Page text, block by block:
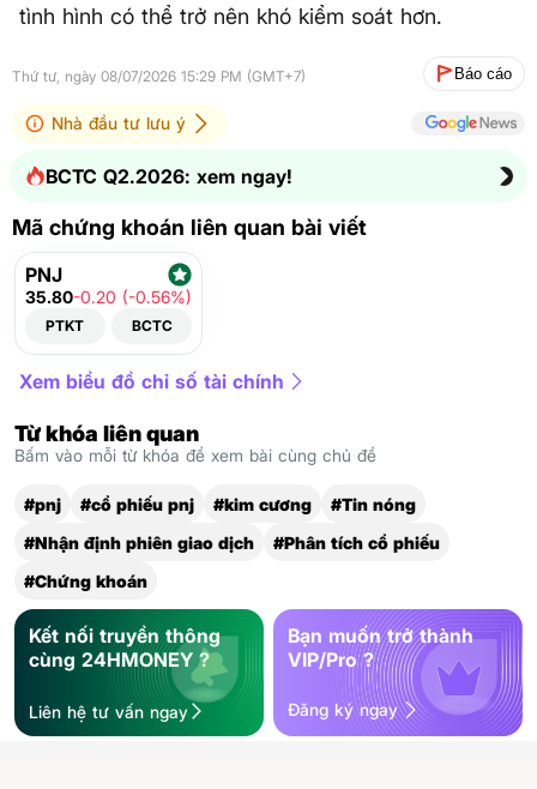
tình hình có thể trở nên khó kiểm soát hơn.
Thứ tư, ngày 08/07/2026 15:29 PM (GMT+7) Báo cáo
Nhà đầu tư lưu ý
BCTC Q2.2026: xem ngay!
Mã chứng khoán liên quan bài viết
PNJ
35.80-0.20 (-0.56%)
PTKT BCTC
Xem biểu đồ chỉ số tài chính
Từ khóa liên quan
Bấm vào mỗi từ khóa để xem bài cùng chủ đề
#pnj #cổ phiếu pnj #kim cương
#Tin nóng
#Nhận định phiên giao dịch
#Phân tích cổ phiếu
#Chứng khoán
Kết nối truyền thông
cùng 24HMONEY ?
Liên hệ tư vấn ngay
Bạn muốn trở thành
VIP/Pro ?
Đăng ký ngay